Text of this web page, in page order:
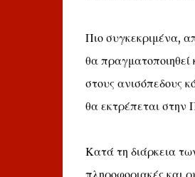
Πιο συγκεκριμένα,
θα πραγματοποιηθεί
στους ανισόπεδους
θα εκτρέπεται στην
Κατά τη διάρκεια
πληροφοριακές και